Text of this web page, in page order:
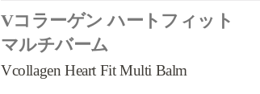
Vコラーゲン ハートフィット
マルチバーム
Vcollagen Heart Fit Multi Balm